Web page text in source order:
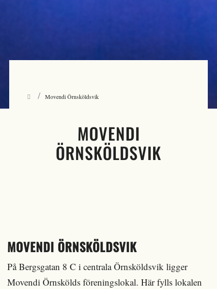
/ Movendi Örnsköldsvik
MOVENDI
ÖRNSKÖLDSVIK
MOVENDI ÖRNSKÖLDSVIK
På Bergsgatan 8 C i centrala Örnsköldsvik ligger
Movendi Örnskölds föreningslokal. Här fylls lokalen